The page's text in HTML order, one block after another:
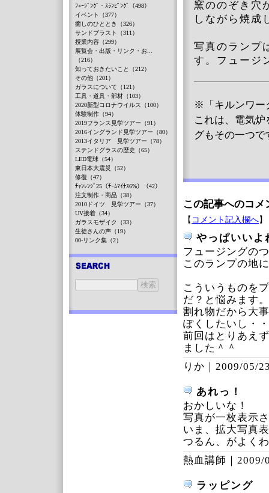
窯ののぞき穴
しながら焼成
写真のランプ
す。フュージ
※「キルンワー
これは、電気
グもその一つで
この記事へのコメ
【 コメント記入欄へ】
やっぱいいよ
フュージングの
このランプの地
こういうものを
だ？と悩みます。
割れ物だから大
ぽくしたいし・
前回はとりあえ
ました＾＾
りか｜ 2009/05/
あれっ！
おかしいな！
写真が一枚表示
いま、拡大写真
つるん、がよく
熱血講師｜ 2009/
ラッピング
ﾌｭｰｼﾞﾝｸﾞ・ｽﾗﾝﾋﾟﾝｸﾞ（498）
イベント（377）
癒しのひととき（326）
サンドブラスト（311）
授業内容（299）
展覧会・出版・リンク・お...
（216）
知っておきたいこと（212）
その他（201）
ガラスについて（121）
工具・道具・部材（103）
2020新型コロナウイルス（100）
体験制作（94）
2019フランス見学ツアー（91）
2016イングランド見学ツアー（80）
2013イタリア 見学ツアー（78）
ステンドグラスの歴史（65）
LED電球（54）
東日本大震災（52）
修復（47）
ﾁｬﾝﾚﾝｼﾞ25（ﾁｰﾑﾏｲﾅｽ6%）（42）
注文制作・商品（38）
2010ドイツ 見学ツアー（37）
UV接着（34）
ガラスモザイク（33）
生徒さんの声（19）
00-リンク集（2）